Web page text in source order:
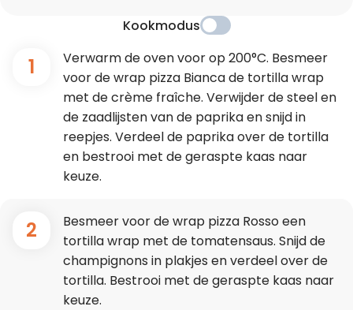
Kookmodus
1
Verwarm de oven voor op 200°C. Besmeer
voor de wrap pizza Bianca de tortilla wrap
met de crème fraîche. Verwijder de steel en
de zaadlijsten van de paprika en snijd in
reepjes. Verdeel de paprika over de tortilla
en bestrooi met de geraspte kaas naar
keuze.
2
Besmeer voor de wrap pizza Rosso een
tortilla wrap met de tomatensaus. Snijd de
champignons in plakjes en verdeel over de
tortilla. Bestrooi met de geraspte kaas naar
keuze.